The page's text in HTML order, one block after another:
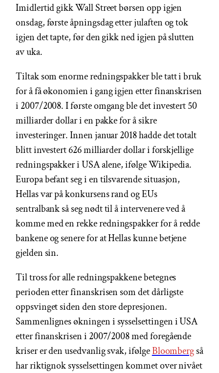
Imidlertid gikk Wall Street børsen opp igjen
onsdag, første åpningsdag etter julaften og tok
igjen det tapte, før den gikk ned igjen på slutten
av uka.
Tiltak som enorme redningspakker ble tatt i bruk
for å få økonomien i gang igjen etter finanskrisen
i 2007/2008. I første omgang ble det investert 50
milliarder dollar i en pakke for å sikre
investeringer. Innen januar 2018 hadde det totalt
blitt investert 626 milliarder dollar i forskjellige
redningspakker i USA alene, ifølge Wikipedia.
Europa befant seg i en tilsvarende situasjon,
Hellas var på konkursens rand og EUs
sentralbank så seg nødt til å intervenere ved å
komme med en rekke redningspakker for å redde
bankene og senere for at Hellas kunne betjene
gjelden sin.
Til tross for alle redningspakkene betegnes
perioden etter finanskrisen som det dårligste
oppsvinget siden den store depresjonen.
Sammenlignes økningen i sysselsettingen i USA
etter finanskrisen i 2007/2008 med foregående
kriser er den usedvanlig svak, ifølgeBloombergså
har riktignok sysselsettingen kommet over nivået